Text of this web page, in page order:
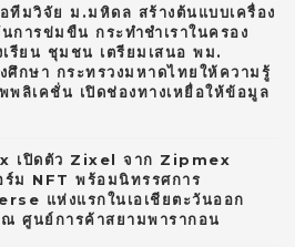
ทีมวิจัย ม.มหิดล สร้างต้นแบบเครื่อง
การข่มขืน กระทำชำเราในครอง
เรียน ชุมชน เตรียมเสนอ พม.
ศึกษา กระทรวงมหาดไทยให้ความรู้
พลิเคชั่น เปิดช่องทางเหยื่อให้ข้อมูล
เปิดตัว Zixel จาก Zipmex
ร์ม NFT พร้อมนิทรรศการ
แห่งแรกในเอเชียตะวันออก
ณ ศูนย์การค้าสยามพารากอน